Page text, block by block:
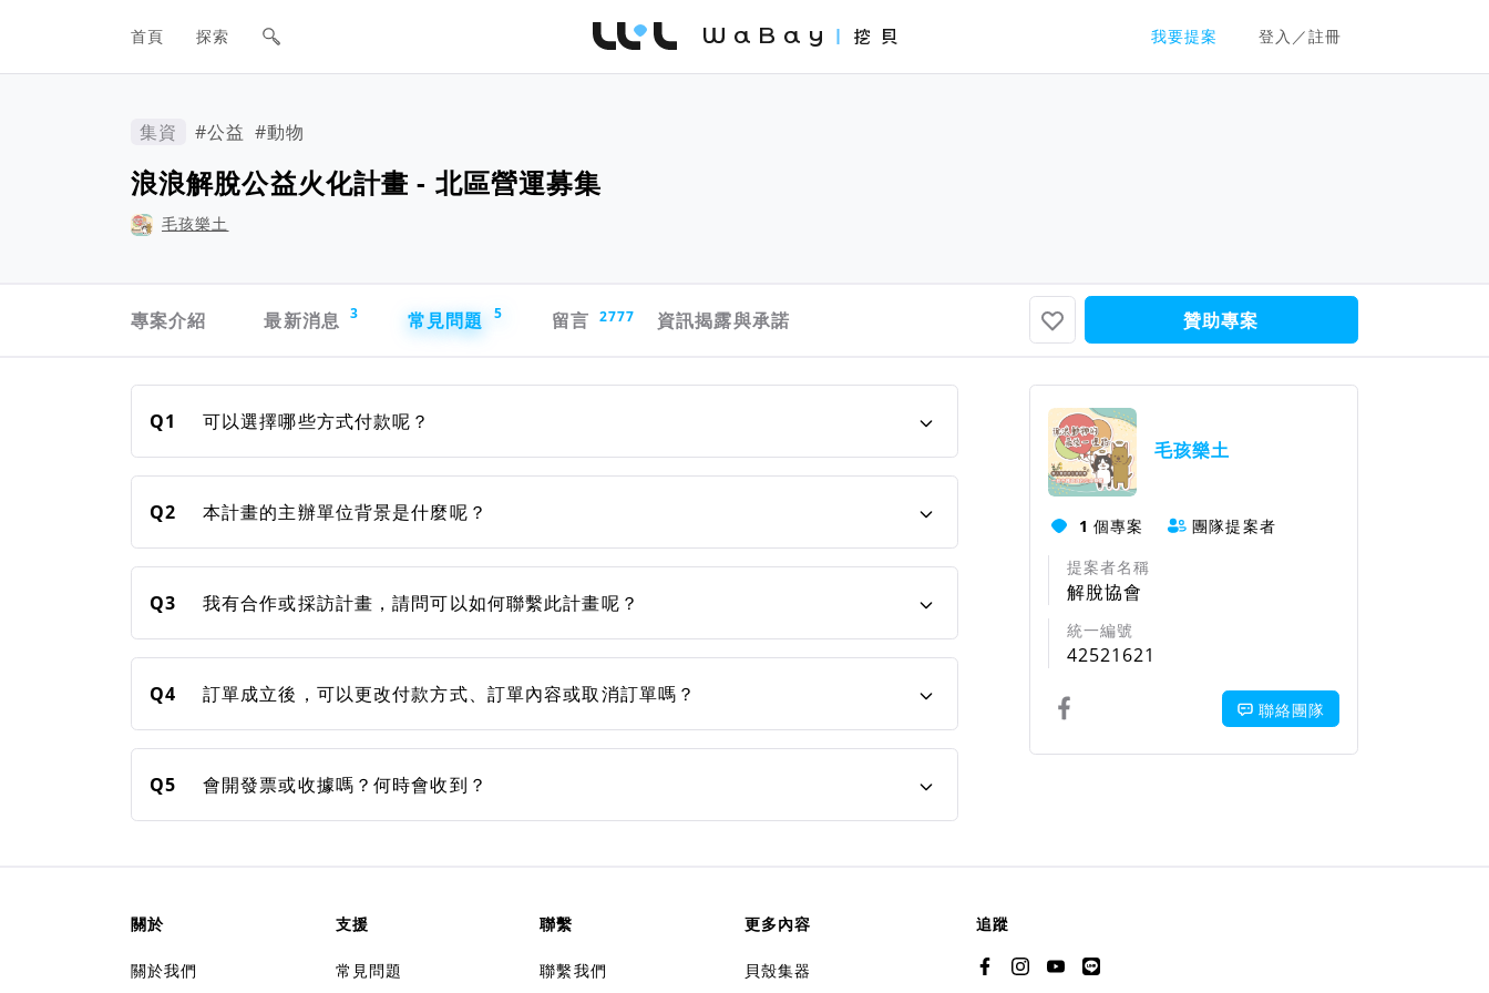
網站主要導航欄
首頁 探索 我要提案 登入／註冊
WaBay 挖貝 | 台灣最值得信賴的群眾集資 / 群眾募資平台
集資 #公益 #動物
浪浪解脫公益火化計畫 - 北區營運募集
毛孩樂土
專案介紹
最新消息 3 常見問題 5 留言 2777 資訊揭露與承諾 贊助專案
Q1
可以選擇哪些方式付款呢？
Q2 本計畫的主辦單位背景是什麼呢？
Q3 我有合作或採訪計畫，請問可以如何聯繫此計畫呢？
Q4 訂單成立後，可以更改付款方式、訂單內容或取消訂單嗎？
Q5 會開發票或收據嗎？何時會收到？
毛孩樂土
1 個專案
團隊提案者
提案者名稱
解脫協會
統一編號
42521621
聯絡團隊
關於
關於我們
支援
常見問題
聯繫
聯繫我們
更多內容
貝殼集器
追蹤